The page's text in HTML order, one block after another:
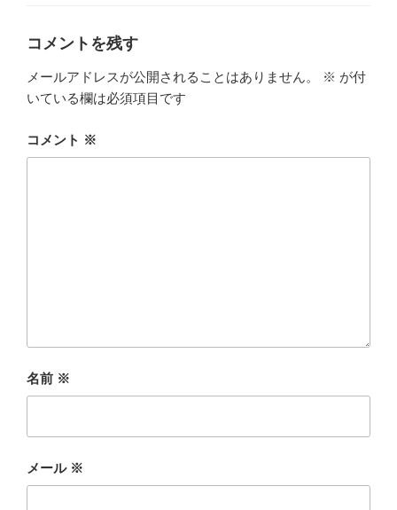
コメントを残す
メールアドレスが公開されることはありません。 ※ が付
いている欄は必須項目です
コメント ※
名前 ※
メール ※